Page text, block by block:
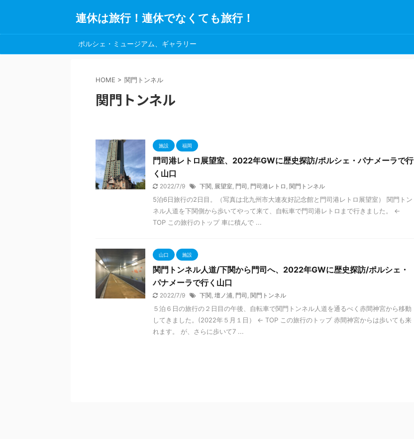
連休は旅行！連休でなくても旅行！
ポルシェ・ミュージアム、ギャラリー
HOME > 関門トンネル
関門トンネル
施設 福岡
門司港レトロ展望室、2022年GWに歴史探訪/ポルシェ・パナメーラで行
く山口
2022/7/9 下関, 展望室, 門司 , 門司港レトロ , 関門トンネル
5泊6日旅行の2日目。（写真は北九州市大連友好記念館と門司港レトロ展望室） 関門トン
ネル人道を下関側から歩いてやって来て、自転車で門司港レトロまで行きました。 ←
TOP この旅行のトップ 車に積んで ...
山口 施設
関門トンネル人道/下関から門司へ、2022年GWに歴史探訪/ポルシェ・
パナメーラで行く山口
2022/7/9 下関, 壇ノ浦, 門司 , 関門トンネル
５泊６日の旅行の２日目の午後、自転車で関門トンネル人道を通るべく赤間神宮から移動
してきました。(2022年５月１日） ← TOP この旅行のトップ 赤間神宮からは歩いても来
れます。 が、さらに歩いて7 ...